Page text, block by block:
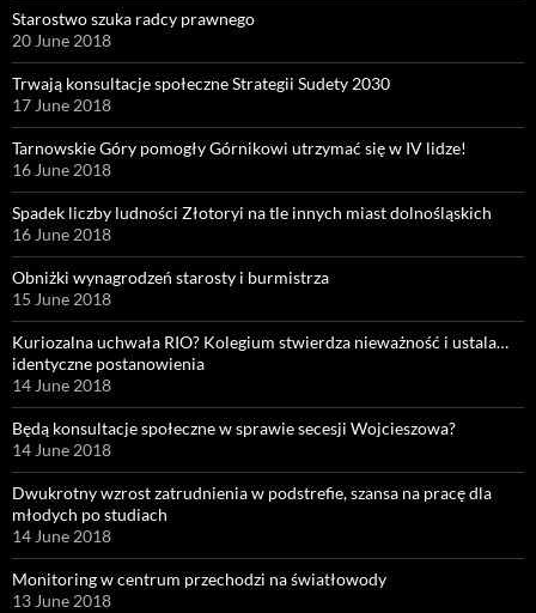
Starostwo szuka radcy prawnego
20 June 2018
Trwają konsultacje społeczne Strategii Sudety 2030
17 June 2018
Tarnowskie Góry pomogły Górnikowi utrzymać się w IV lidze!
16 June 2018
Spadek liczby ludności Złotoryi na tle innych miast dolnośląskich
16 June 2018
Obniżki wynagrodzeń starosty i burmistrza
15 June 2018
Kuriozalna uchwała RIO? Kolegium stwierdza nieważność i ustala…
identyczne postanowienia
14 June 2018
Będą konsultacje społeczne w sprawie secesji Wojcieszowa?
14 June 2018
Dwukrotny wzrost zatrudnienia w podstrefie, szansa na pracę dla
młodych po studiach
14 June 2018
Monitoring w centrum przechodzi na światłowody
13 June 2018